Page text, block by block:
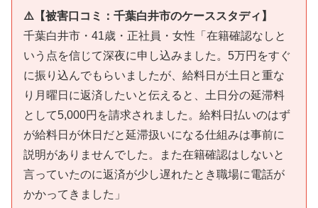
⚠️【被害口コミ：千葉白井市のケーススタディ】
千葉白井市・41歳・正社員・女性「在籍確認なしと
いう点を信じて深夜に申し込みました。5万円をすぐ
に振り込んでもらいましたが、給料日が土日と重な
り月曜日に返済したいと伝えると、土日分の延滞料
として5,000円を請求されました。給料日払いのはず
が給料日が休日だと延滞扱いになる仕組みは事前に
説明がありませんでした。また在籍確認はしないと
言っていたのに返済が少し遅れたとき職場に電話が
かかってきました」